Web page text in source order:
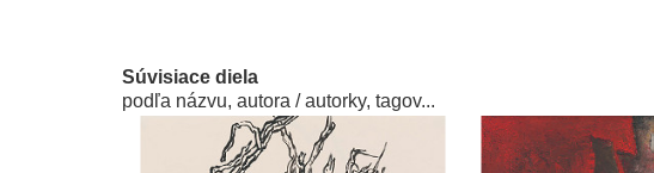
Súvisiace diela
podľa názvu, autora / autorky, tagov...